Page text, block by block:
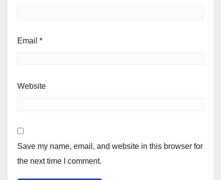
Email *
Website
Save my name, email, and website in this browser for
the next time I comment.